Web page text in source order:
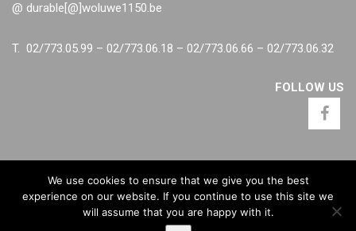
@ durable[@]woluwe1150.be
T. 02/773.05.99 – 02/773.06.18 – 02/773.06.66 – 02/773.06.32
FOLLOW US
We use cookies to ensure that we give you the best
experience on our website. If you continue to use this site we
will assume that you are happy with it.